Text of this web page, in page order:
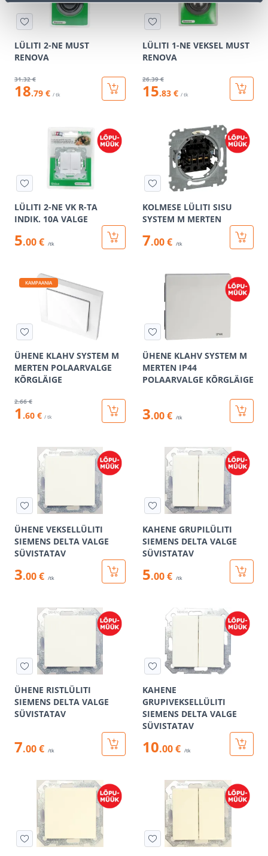
LÜLITI 2-NE MUST
RENOVA
31.32 €
18.79 € / tk
LÜLITI 1-NE VEKSEL MUST
RENOVA
26.39 €
15.83 € / tk
LÜLITI 2-NE VK R-TA
INDIK. 10A VALGE
5.00 € /tk
KOLMESE LÜLITI SISU
SYSTEM M MERTEN
7.00 € /tk
KAMPAANIA
ÜHENE KLAHV SYSTEM M
MERTEN POLAARVALGE
KÕRGLÄIGE
2.66 €
1 .60 € / tk
ÜHENE KLAHV SYSTEM M
MERTEN IP44
POLAARVALGE KÕRGLÄIGE
3.00 € /tk
ÜHENE VEKSELLÜLITI
SIEMENS DELTA VALGE
SÜVISTATAV
3.00 € /tk
KAHENE GRUPILÜLITI
SIEMENS DELTA VALGE
SÜVISTATAV
5.00 € /tk
ÜHENE RISTLÜLITI
SIEMENS DELTA VALGE
SÜVISTATAV
7.00 € /tk
KAHENE
GRUPIVEKSELLÜLITI
SIEMENS DELTA VALGE
SÜVISTATAV
10.00 € /tk